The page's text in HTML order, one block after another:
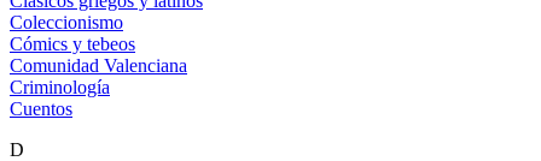
Coleccionismo
Cómics y tebeos
Comunidad Valenciana
Criminología
Cuentos
D